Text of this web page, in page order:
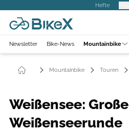
Hefte
Newsletter Bike-News Mountainbike
Mountainbike Touren
Weißensee: Große
Weißenseerunde